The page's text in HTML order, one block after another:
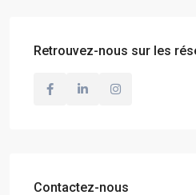
Retrouvez-nous sur les
Contactez-nous